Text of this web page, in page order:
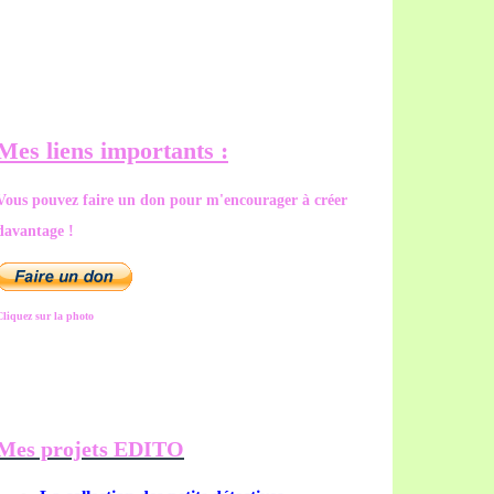
liens importants :
pouvez faire un don pour m'encourager à créer
!
sur la photo
projets EDITO